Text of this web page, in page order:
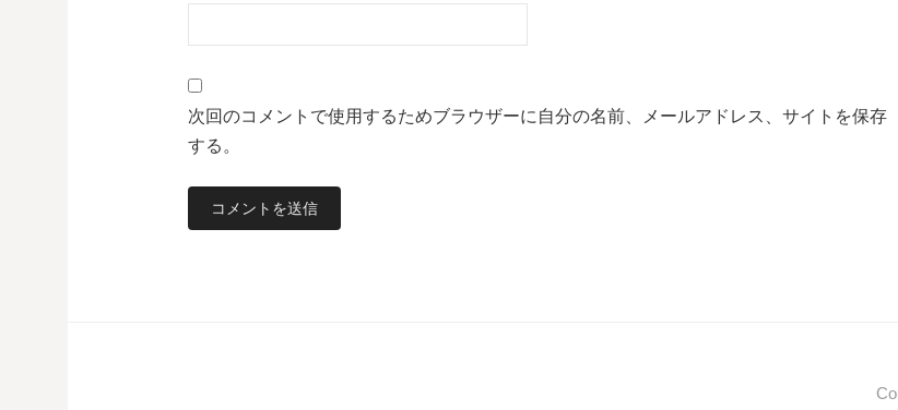
次回のコメントで使用するためブラウザーに自分の名前、メールアドレス、サイトを保存
する。